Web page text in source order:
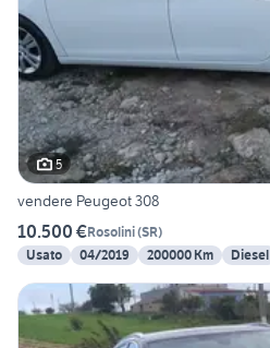
5
vendere Peugeot 308
10.500 €Rosolini(SR)
Usato
04/2019 200000 Km Diesel